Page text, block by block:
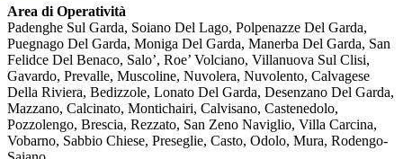
Area di Operatività
Padenghe Sul Garda, Soiano Del Lago, Polpenazze Del Garda,
Puegnago Del Garda, Moniga Del Garda, Manerba Del Garda, San
Felidce Del Benaco, Salo’, Roe’ Volciano, Villanuova Sul Clisi,
Gavardo, Prevalle, Muscoline, Nuvolera, Nuvolento, Calvagese
Della Riviera, Bedizzole, Lonato Del Garda, Desenzano Del Garda,
Mazzano, Calcinato, Montichairi, Calvisano, Castenedolo,
Pozzolengo, Brescia, Rezzato, San Zeno Naviglio, Villa Carcina,
Vobarno, Sabbio Chiese, Preseglie, Casto, Odolo, Mura, Rodengo-